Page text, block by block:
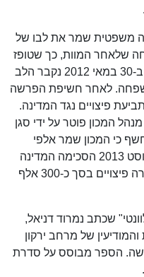
לרפואה משפטית שמר את לבו של
שלאחר המוות, כך שטופז
נקבר בלעדיו, ללא ידיעת המשפחה. ב-30 במאי 2012 נקבר הלב
לאחר חשיפת הפרשה
פיצויים נגד המדינה.
המכון פוטר על ידי סגן
כי המכון שמר אלפי
איברים ללא ידיעת המשפחות. באוגוסט 2013 הסכימה המדינה
לשלם למיקי גולדנברג במסגרת פשרה פיצויים בסך כ-300 אלף
רלוונטי" שכתב נמרוד דניאל,
של מרחב ירקון
הספר מבוסס על סדרת